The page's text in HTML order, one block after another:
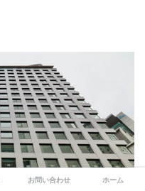
お問い合わせ ホーム